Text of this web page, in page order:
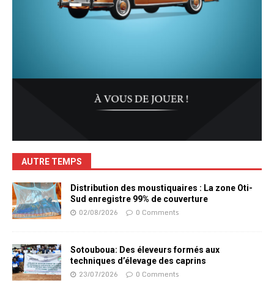
AUTRE TEMPS
Distribution des moustiquaires : La zone Oti-
Sud enregistre 99% de couverture
02/08/2026 0 Comments
Sotouboua: Des éleveurs formés aux
techniques d’élevage des caprins
23/07/2026 0 Comments